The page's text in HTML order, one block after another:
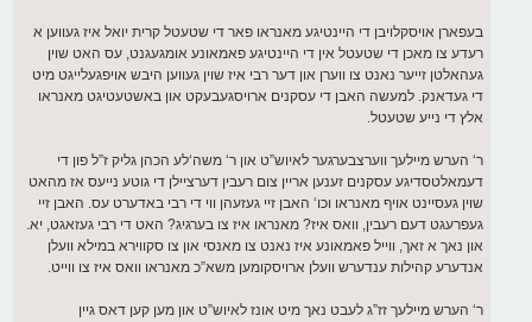
בעפארן אויסקלויבן די היינטיגע מאנראו פאר די שטעטל קרית יואל איז געווען א
רעדע צו מאכן די שטעטל אין די היינטיגע פאמאונע אומגעגנט, עס האט שוין
געהאלטן זייער נאנט צו ווערן און דער רבי איז שוין געווען היבש אויפגעלייגט מיט
די געדאנק. למעשה האבן די עסקנים ארויסגעבעקט און באשטעטיגט מאנראו
אלץ די נייע שטעטל.
ר‘ הערש מיילעך ווערצבערגער לאיוש”ט און ר‘ משה‘לע הכהן גליק ז”ל פון די
דעמאלטסדיגע עסקנים זענען אריין צום רעבין דערציילן די גוטע נייעס אז מהאט
שוין געסיינט אויף מאנראו וכו‘ האבן זיי געזעהן ווי די רבי באדערט עס. האבן זיי
געפרעגט דעם רעבין, וואס איז? מאנראו איז צו בערגיג? האט די רבי געזאגט, יא.
און נאך א זאך, ווייל פאמאונע איז נאנט צו מאנסי און צו סקווירא במילא וועלן
אנדערע קהילות ענדערש וועלן ארויסקומען משא”כ מאנראו וואס איז צו ווייט.
ר‘ הערש מיילעך זז”ג לעבט נאך מיט אונז לאיוש”ט און מען קען דאס גיין